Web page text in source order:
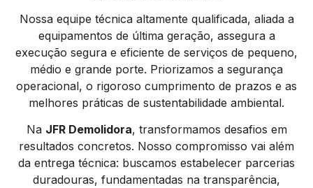
Nossa equipe técnica altamente qualificada, aliada a
equipamentos de última geração, assegura a
execução segura e eficiente de serviços de pequeno,
médio e grande porte. Priorizamos a segurança
operacional, o rigoroso cumprimento de prazos e as
melhores práticas de sustentabilidade ambiental.
Na JFR Demolidora, transformamos desafios em
resultados concretos. Nosso compromisso vai além
da entrega técnica: buscamos estabelecer parcerias
duradouras, fundamentadas na transparência,